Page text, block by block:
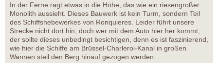
In der Ferne ragt etwas in die Höhe, das wie ein riesengroßer
Monolith aussieht. Dieses Bauwerk ist kein Turm, sondern Teil
des Schiffshebewerkes von Ronquieres. Leider führt unsere
Strecke nicht dort hin, doch wer mit dem Auto hier her kommt,
der sollte dieses unbedingt besichtigen, denn es ist faszinierend,
wie hier die Schiffe am Brüssel-Charleroi-Kanal in großen
Wannen steil den Berg hinauf gezogen werden.